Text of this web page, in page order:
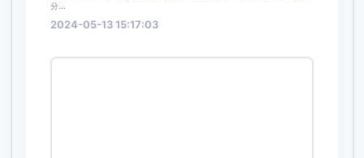
分...
2024-05-13 15:17:03